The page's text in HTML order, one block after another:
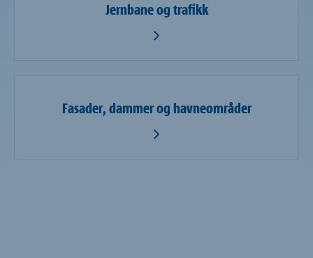
Jernbane og trafikk
Fasader, dammer og havneområder